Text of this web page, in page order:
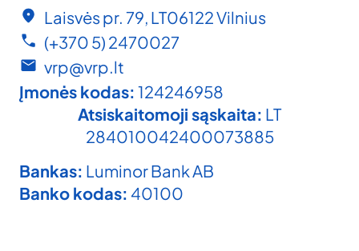
Laisvės pr. 79, LT06122 Vilnius
(+370 5) 2470027
vrp@vrp.lt
Įmonės kodas: 124246958
Atsiskaitomoji sąskaita: LT
284010042400073885
Bankas: Luminor Bank AB
Banko kodas: 40100